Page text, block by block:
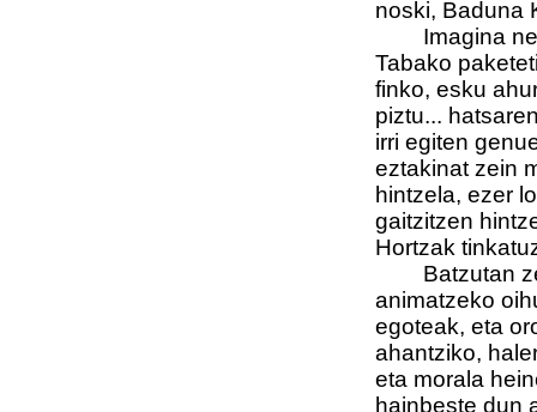
noski, Baduna
Imagina
Tabako
finko, esku
piztu...
irri egiten
eztakinat zein
hintzela, ezer
gaitzitzen
Hortzak
Batzutan
animatzeko
egoteak, eta
ahantziko,
eta morala
hainbeste dun